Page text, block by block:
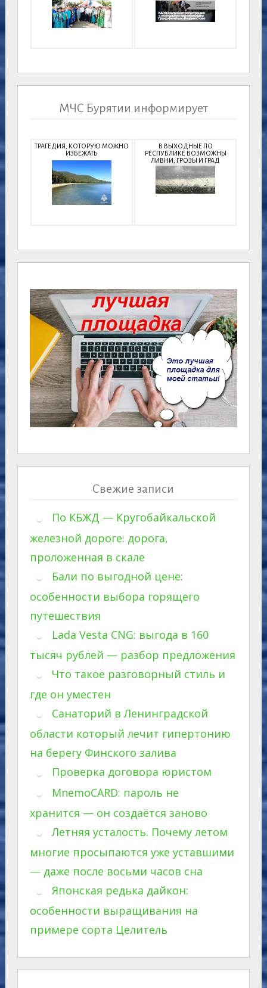
МЧС Бурятии информирует
ТРАГЕДИЯ, КОТОРУЮ МОЖНО
ИЗБЕЖАТЬ
В ВЫХОДНЫЕ ПО
РЕСПУБЛИКЕ ВОЗМОЖНЫ
ЛИВНИ, ГРОЗЫ И ГРАД
Свежие записи
По КБЖД — Кругобайкальской
железной дороге: дорога,
проложенная в скале
Бали по выгодной цене:
особенности выбора горящего
путешествия
Lada Vesta CNG: выгода в 160
тысяч рублей — разбор предложения
Что такое разговорный стиль и
где он уместен
Санаторий в Ленинградской
области который лечит гипертонию
на берегу Финского залива
Проверка договора юристом
MnemoCARD: пароль не
хранится — он создаётся заново
Летняя усталость. Почему летом
многие просыпаются уже уставшими
— даже после восьми часов сна
Японская редька дайкон:
особенности выращивания на
примере сорта Целитель